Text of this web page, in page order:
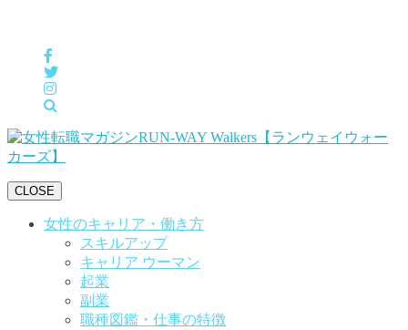
CLOSE
女性のキャリア・働き方
スキルアップ
キャリア ウーマン
起業
副業
職種図鑑・仕事の特徴